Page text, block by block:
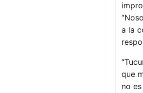
a la
que
no